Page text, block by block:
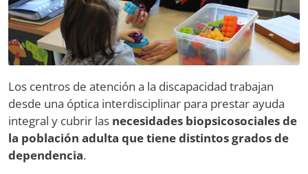
Los centros de atención a la discapacidad trabajan
desde una óptica interdisciplinar para prestar ayuda
integral y cubrir las necesidades biopsicosociales de
la población adulta que tiene distintos grados de
dependencia.